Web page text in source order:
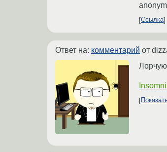
Ссылка
Ответ на: комментарий от
Лорчую